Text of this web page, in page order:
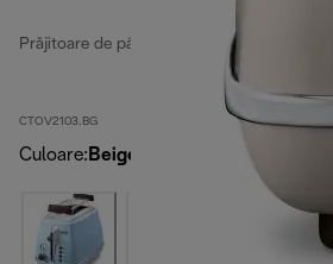
Prăjitoare de pâine Icona Vintage
CTOV2103.BG
Culoare: Beige